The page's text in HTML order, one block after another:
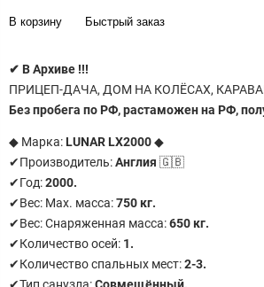
В корзину Быстрый заказ
✔ В Архиве !!!
ПРИЦЕП-ДАЧА, ДОМ НА КОЛЁСАХ,
Без пробега по РФ, растаможен на РФ,
◆ Марка: LUNAR LX2000◆
✔Производитель:Англия 🇬🇧
✔Год:2000.
✔Вес: Маx. масса:750 кг.
✔Вес: Снаряженная масса:650 кг.
✔Количество осей: 1.
✔Количество спальных мест:2-3.